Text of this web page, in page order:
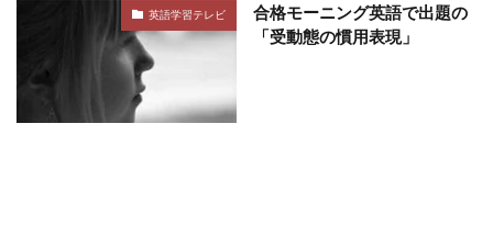
英語学習テレビ
合格モーニング英語で出題の
「受動態の慣用表現」